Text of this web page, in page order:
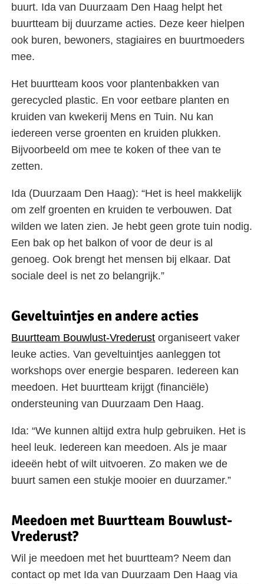
buurt. Ida van Duurzaam Den Haag helpt het
buurtteam bij duurzame acties. Deze keer hielpen
ook buren, bewoners, stagiaires en buurtmoeders
mee.
Het buurtteam koos voor plantenbakken van
gerecycled plastic. En voor eetbare planten en
kruiden van kwekerij Mens en Tuin. Nu kan
iedereen verse groenten en kruiden plukken.
Bijvoorbeeld om mee te koken of thee van te
zetten.
Ida (Duurzaam Den Haag): “Het is heel makkelijk
om zelf groenten en kruiden te verbouwen. Dat
wilden we laten zien. Je hebt geen grote tuin nodig.
Een bak op het balkon of voor de deur is al
genoeg. Ook brengt het mensen bij elkaar. Dat
sociale deel is net zo belangrijk.”
Geveltuintjes en andere acties
Buurtteam Bouwlust-Vrederust organiseert vaker
leuke acties. Van geveltuintjes aanleggen tot
workshops over energie besparen. Iedereen kan
meedoen. Het buurtteam krijgt (financiële)
ondersteuning van Duurzaam Den Haag.
Ida: “We kunnen altijd extra hulp gebruiken. Het is
heel leuk. Iedereen kan meedoen. Als je maar
ideeën hebt of wilt uitvoeren. Zo maken we de
buurt samen een stukje mooier en duurzamer.”
Meedoen met Buurtteam Bouwlust-
Vrederust?
Wil je meedoen met het buurtteam? Neem dan
contact op met Ida van Duurzaam Den Haag via